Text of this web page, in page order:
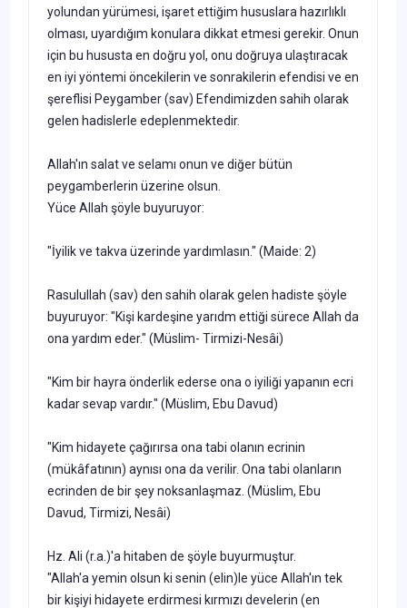
yolundan yürümesi, işaret ettiğim hususlara hazırlıklı
olması, uyardığım konulara dikkat etmesi gerekir. Onun
için bu hususta en doğru yol, onu doğruya ulaştıracak
en iyi yöntemi öncekilerin ve sonrakilerin efendisi ve en
şereflisi Peygamber (sav) Efendimizden sahih olarak
gelen hadislerle edeplenmektedir.
Allah'ın salat ve selamı onun ve diğer bütün
peygamberlerin üzerine olsun.
Yüce Allah şöyle buyuruyor:
"İyilik ve takva üzerinde yardımlasın." (Maide: 2)
Rasulullah (sav) den sahih olarak gelen hadiste şöyle
buyuruyor: "Kişi kardeşine yarıdm ettiği sürece Allah da
ona yardım eder." (Müslim- Tirmizi-Nesâi)
"Kim bir hayra önderlik ederse ona o iyiliği yapanın ecri
kadar sevap vardır." (Müslim, Ebu Davud)
"Kim hidayete çağırırsa ona tabi olanın ecrinin
(mükâfatının) aynısı ona da verilir. Ona tabi olanların
ecrinden de bir şey noksanlaşmaz. (Müslim, Ebu
Davud, Tirmizi, Nesâi)
Hz. Ali (r.a.)'a hitaben de şöyle buyurmuştur.
"Allah'a yemin olsun ki senin (elin)le yüce Allah'ın tek
bir kişiyi hidayete erdirmesi kırmızı develerin (en